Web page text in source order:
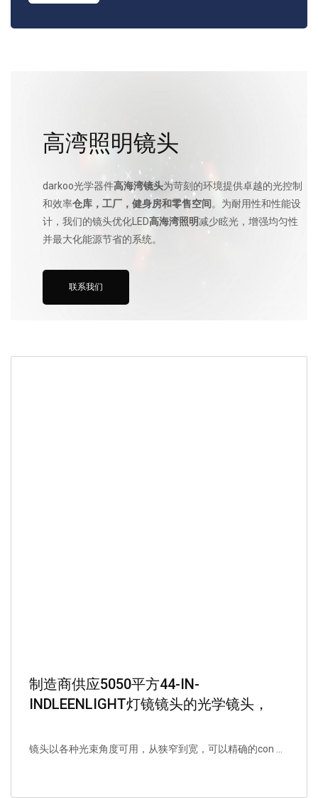
高湾照明镜头
darkoo光学器件高海湾镜头为苛刻的环境提供卓越的光控制
和效率仓库，工厂，健身房和零售空间 。为耐用性和性能设
计，我们的镜头优化LED高海湾照明减少眩光，增强均匀性
并最大化能源节省的系统。
联系我们
制造商供应5050平方44-IN-
INDLEENLIGHT灯镜镜头的光学镜头，
镜头以各种光束角度可用，从狭窄到宽，可以精确的con ...